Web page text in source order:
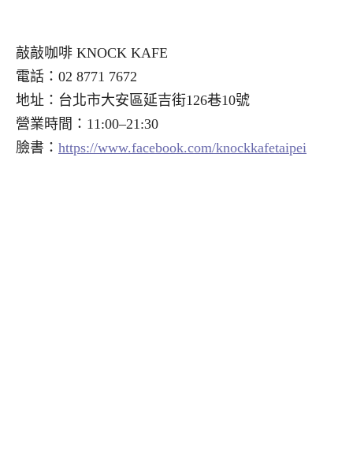
敲敲咖啡 KNOCK KAFE
電話：02 8771 7672
地址：台北市大安區延吉街126巷10號
營業時間：11:00–21:30
臉書： https://www.facebook.com/knockkafetaipei